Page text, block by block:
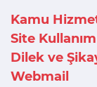
Kamu
Site
Dilek ve
Webmail